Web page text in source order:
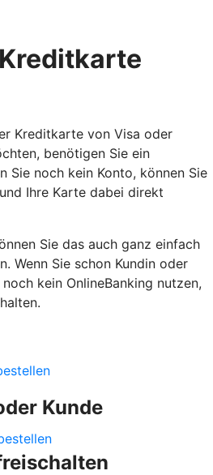
Kreditkarte von Visa oder
benötigen Sie ein
Sie noch kein Konto, können Sie
Ihre Karte dabei direkt
Sie das auch ganz einfach
Wenn Sie schon Kundin oder
kein OnlineBanking nutzen,
Kunde